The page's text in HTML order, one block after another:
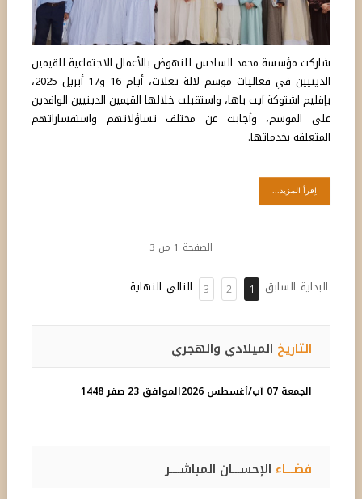
شاركت مؤسسة محمد السادس للنهوض بالأعمال الاجتماعية للقيمين
الدينيين في فعاليات موسم لالة تعلات، أيام 16 و17 أبريل 2025،
بإقليم اشتوكة آيت باها، واستقبلت خلالها القيمين الدينيين الوافدين
على الموسم، وأجابت عن مختلف تساؤلاتهم واستفساراتهم
المتعلقة بخدماتها.
اِقرأ المزيد...
الصفحة 1 من 3
البداية السابق 1
2
3 التالي النهاية
التاريخ الميلادي والهجري
الجمعة 07 آب/أغسطس 2026 الموافق 23 صفر 1448
فضـــاء الإحســـان المباشــــر